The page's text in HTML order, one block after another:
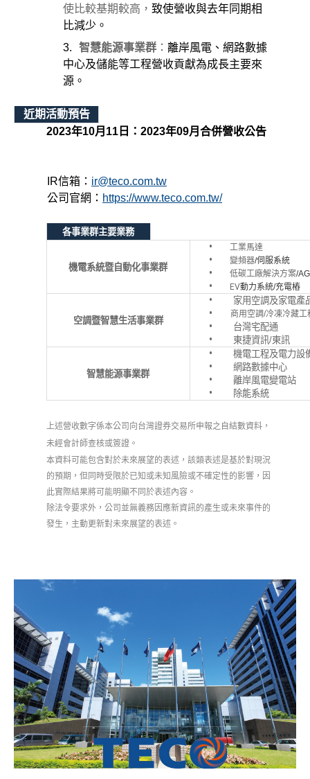
使比較基期較高， 致使營收與去年同期相
比減少。
3.
智慧能源事業群 ： 離岸風電、網路數據
中心及儲能等工程營收貢獻為成長主要來
源。
近期活動預告
2023年10月11日：2023年09月合併營收公告
IR信箱： ir@teco.com.tw
公司官網： https://www.teco.com.tw/
各事業群主要業務
機電系統暨自動化事業群
工業馬達
變頻器/伺服系統
低碳工廠解決方案/
EV動力系統/充電樁
空調暨智慧生活事業群
家用空調及家電產
商用空調/冷凍冷藏工
台灣宅配通
東捷資訊/東訊
智慧能源事業群
機電工程及電力設
網路數據中心
離岸風電變電站
除能系統
上述營收數字係本公司向台灣證券交易所申報之自結數資料，
未經會計師查核或簽證。
本資料可能包含對於未來展望的表述，該類表述是基於對現況
的預期，但同時受限於已知或未知風險或不確定性的影響，因
此實際結果將可能明顯不同於表述內容。
除法令要求外，公司並無義務因應新資訊的產生或未來事件的
發生，主動更新對未來展望的表述。